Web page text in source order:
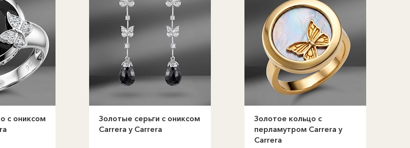
с ониксом
Золотые серьги с ониксом
Carrera y Carrera
Золотое кольцо с
перламутром Carrera y
Carrera